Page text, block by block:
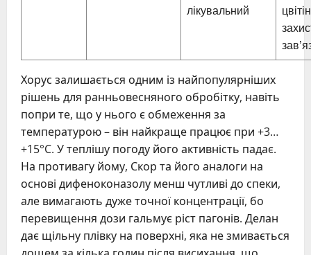
лікувальний
Хорус залишається одним із найпопулярніших
рішень для ранньовесняного обробітку, навіть
попри те, що у нього є обмеження за
температурою – він найкраще працює при +3…
+15°C. У теплішу погоду його активність падає.
На противагу йому, Скор та його аналоги на
основі дифеноконазолу менш чутливі до спеки,
але вимагають дуже точної концентрації, бо
перевищення дози гальмує ріст пагонів. Делан
дає щільну плівку на поверхні, яка не змивається